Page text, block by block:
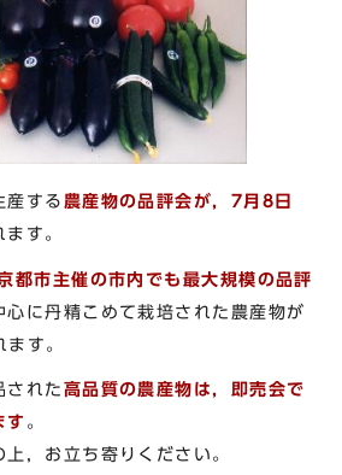
する 農産物の品評会が，7月8日
ます。
都市主催の市内でも最大規模の品評
心に丹精こめて栽培された農産物が
す。
れた 高品質の農産物は，即売会で
す 。
，お立ち寄りください。